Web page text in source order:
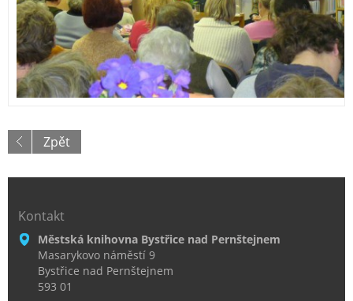
Zpět
Kontakt
Městská knihovna Bystřice nad Pernštejnem
Masarykovo náměstí 9
Bystřice nad Pernštejnem
593 01